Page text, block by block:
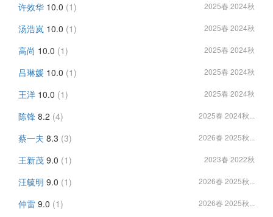
许效华 10.0 (1) 2025春 2024秋
汤浩岚 10.0 (1) 2025春 2024秋
高尚 10.0 (1) 2025春 2024秋
吕琳媛 10.0 (1) 2025春 2024秋
王洋 10.0 (1) 2025春 2024秋
陈锋 8.2 (4) 2025春 2024秋...
蔡一夫 8.3 (3) 2026春 2025秋...
王新茂 9.0 (1) 2023春 2022秋
汪毓明 9.0 (1) 2026春 2025秋...
仲雷 9.0 (1) 2026春 2025秋...